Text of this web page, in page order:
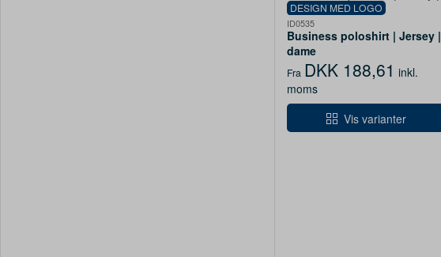
DESIGN MED LOGO
ID0535
Business poloshirt | Jersey |
dame
Fra DKK 188,61 inkl.
moms
Vis varianter